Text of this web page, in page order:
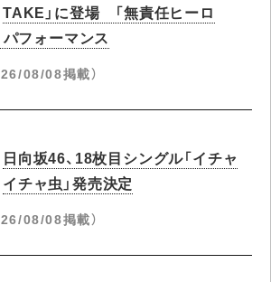
TAKE」に登場 「無責任ヒーロ
フォーマンス
08/08掲載）
日向坂46、18枚目シングル「イチャ
イチャ虫」発売決定
08/08掲載）